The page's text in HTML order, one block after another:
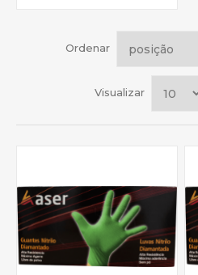
Ordenar
Visualizar